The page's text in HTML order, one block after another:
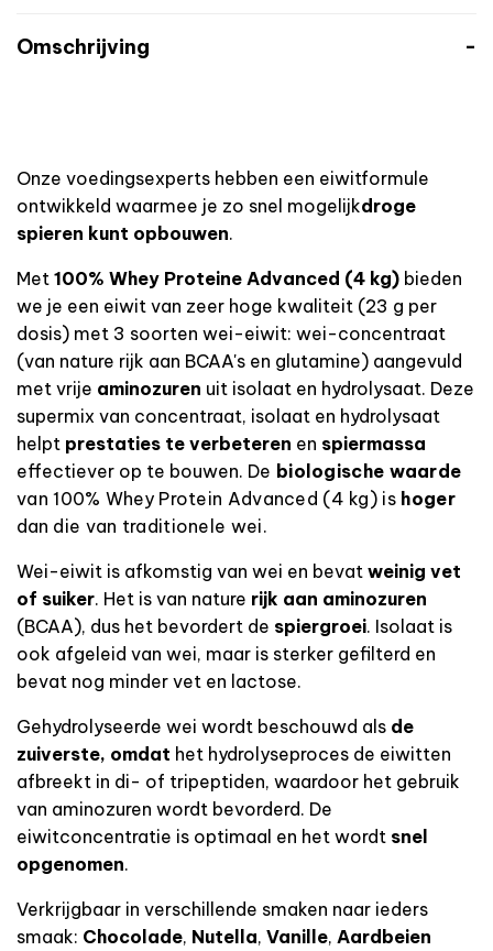
Omschrijving
Onze voedingsexperts hebben een eiwitformule
ontwikkeld waarmee je zo snel mogelijkdroge
spieren kunt opbouwen.
Met 100% Whey Proteine Advanced (4 kg) bieden
we je een eiwit van zeer hoge kwaliteit (23 g per
dosis) met 3 soorten wei-eiwit: wei-concentraat
(van nature rijk aan BCAA's en glutamine) aangevuld
met vrije aminozuren uit isolaat en hydrolysaat. Deze
supermix van concentraat, isolaat en hydrolysaat
helpt prestaties te verbeteren en spiermassa
effectiever op te bouwen. De biologische waarde
van 100% Whey Protein Advanced (4 kg) is hoger
dan die van traditionele wei.
Wei-eiwit is afkomstig van wei en bevat weinig vet
of suiker. Het is van nature rijk aan aminozuren
(BCAA), dus het bevordert de spiergroei. Isolaat is
ook afgeleid van wei, maar is sterker gefilterd en
bevat nog minder vet en lactose.
Gehydrolyseerde wei wordt beschouwd als de
zuiverste, omdat het hydrolyseproces de eiwitten
afbreekt in di- of tripeptiden, waardoor het gebruik
van aminozuren wordt bevorderd. De
eiwitconcentratie is optimaal en het wordt snel
opgenomen.
Verkrijgbaar in verschillende smaken naar ieders
smaak: Chocolade, Nutella, Vanille, Aardbeien